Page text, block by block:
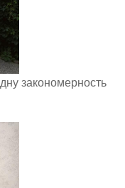
закономерность